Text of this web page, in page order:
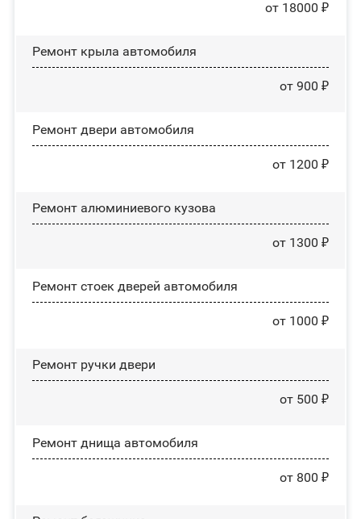
от 18000 ₽
Ремонт крыла автомобиля
от 900 ₽
Ремонт двери автомобиля
от 1200 ₽
Ремонт алюминиевого кузова
от 1300 ₽
Ремонт стоек дверей автомобиля
от 1000 ₽
Ремонт ручки двери
от 500 ₽
Ремонт днища автомобиля
от 800 ₽